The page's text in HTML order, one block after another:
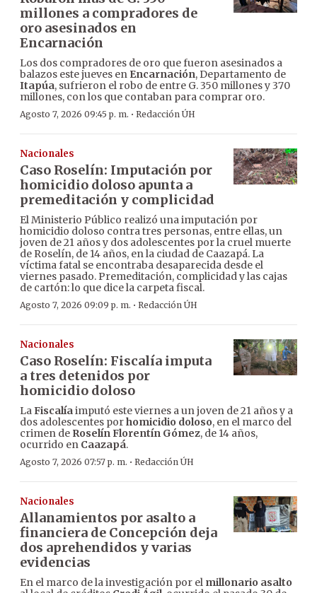
millones a compradores de
oro asesinados en
Encarnación
Los dos compradores de oro que fueron asesinados a
balazos este jueves en Encarnación, Departamento de
Itapúa, sufrieron el robo de entre G. 350 millones y 370
millones, con los que contaban para comprar oro.
Agosto 7, 2026 09:45 p. m. · Redacción ÚH
Nacionales
Caso Roselín: Imputación por
homicidio doloso apunta a
premeditación y complicidad
El Ministerio Público realizó una imputación por
homicidio doloso contra tres personas, entre ellas, un
joven de 21 años y dos adolescentes por la cruel muerte
de Roselín, de 14 años, en la ciudad de Caazapá. La
víctima fatal se encontraba desaparecida desde el
viernes pasado. Premeditación, complicidad y las cajas
de cartón: lo que dice la carpeta fiscal.
Agosto 7, 2026 09:09 p. m. · Redacción ÚH
Nacionales
Caso Roselín: Fiscalía imputa
a tres detenidos por
homicidio doloso
LaFiscalíaimputó este viernes a un joven de 21 años y a
dos adolescentes porhomicidio doloso, en el marco del
crimen de Roselín Florentín Gómez, de 14 años,
ocurrido en Caazapá.
Agosto 7, 2026 07:57 p. m. · Redacción ÚH
Nacionales
Allanamientos por asalto a
financiera de Concepción deja
dos aprehendidos y varias
evidencias
En el marco de la investigación por el millonario asalto